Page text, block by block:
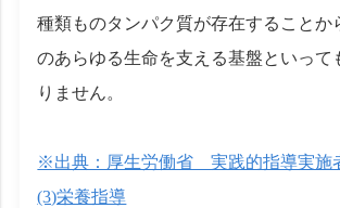
種類ものタンパク質が存在することか
のあらゆる生命を支える基盤といって
りません。
※出典：厚生労働省 実践的指導実施
(3)栄養指導